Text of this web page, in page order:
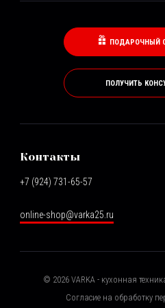
ПОДАРОЧНЫЙ
ПОЛУЧИТЬ
Контакты
+7 (924) 731-65-57
online-shop@varka25.ru
© 2026VARKA - кухонная
Согласие на обработку